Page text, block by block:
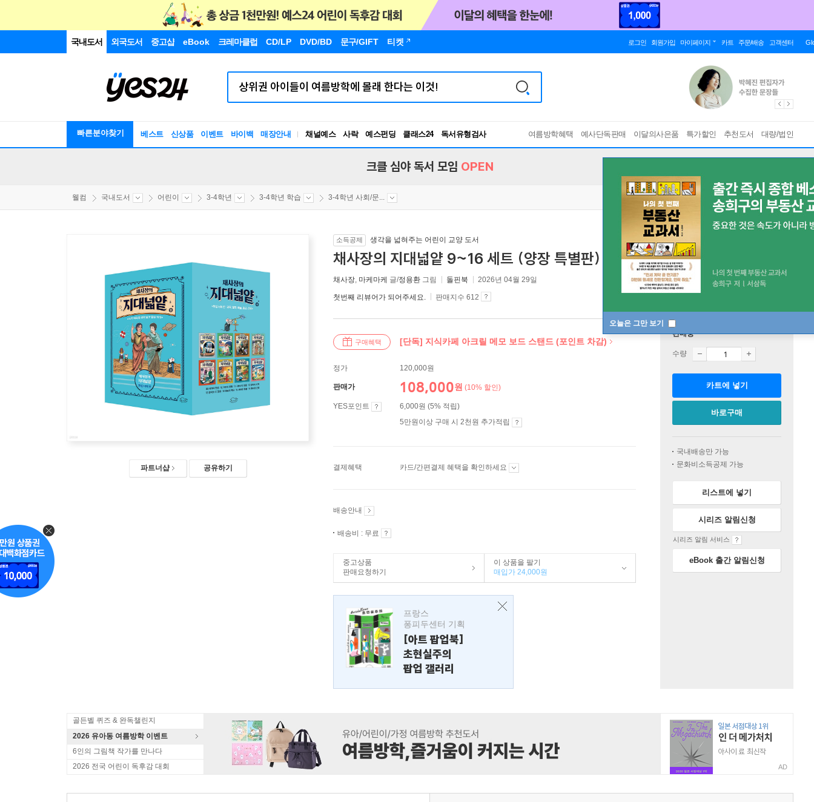
국내도서 외국도서 중고샵 eBook 크레마클럽 CD/LP DVD/BD 문구/GIFT 티켓 로그인 회원가입 마이페이지 카트 주문/배송 고객센터
빠른분야찾기 베스트 신상품 이벤트 바이백 매장안내 채널예스 사락 예스펀딩 클래스24
독서유형검사
RBTI Lab
여름방학혜택 예사단독판매 이달의사은품 특가할인 추천도서 대량/법인
오늘은 그만 보기
크클 심야 독서 모임 OPEN
웰컴 국내도서 어린이 3-4학년 3-4학년 학습 3-4학년 사회/문...
파트너샵 공유하기
소득공제 생각을 넓혀주는 어린이 교양 도서
채사장의 지대넓얕 9~16 세트 (양장 특별판) 현실 너머 편[ 전8권, 양장 ]
채사장, 마케마케 글/정용환 그림 돌핀북 2026년 04월 29일
첫번째 리뷰어가 되어주세요. 판매지수 612
구매혜택 [단독] 지식카페 아크릴 메모 보드 스탠드 (포인트 차감)
정가 120,000원
판매가 108,000원 (10% 할인)
YES포인트
6,000원 (5% 적립)
5만원이상 구매 시 2천원 추가적립
결제혜택 카드/간편결제 혜택을 확인하세요
배송안내
배송비 : 무료
중고상품
판매요청하기
이 상품을 팔기
매입가 24,000원
프랑스
퐁피두센터 기획
[아트 팝업북]
초현실주의
팝업 갤러리
판매중
수량
카트에 넣기
바로구매
국내배송만 가능
문화비소득공제 가능
리스트에 넣기
시리즈 알림신청
시리즈 알림 서비스
eBook 출간 알림신청
골든벨 퀴즈 & 완독챌린지
2026 유아동 여름방학 이벤트
6인의 그림책 작가를 만나다
2026 전국 어린이 독후감 대회
AD